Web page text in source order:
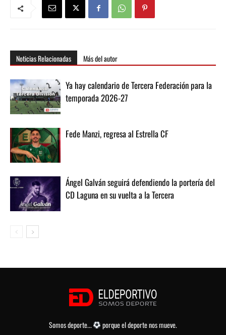
Noticias Relacionadas Más del autor
Ya hay calendario de Tercera Federación para la
temporada 2026-27
Fede Manzi, regresa al Estrella CF
Ángel Galván seguirá defendiendo la portería del
CD Laguna en su vuelta a la Tercera
Somos deporte... porque el deporte nos mueve.